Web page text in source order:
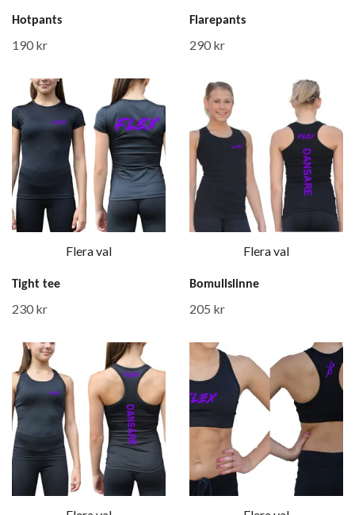
Hotpants
190 kr
Flarepants
290 kr
Flera val
Tight tee
230 kr
Flera val
Bomullslinne
205 kr